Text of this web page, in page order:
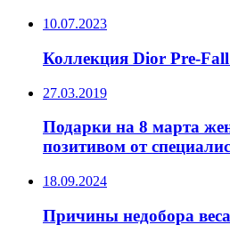
10.07.2023
Коллекция Dior Pre-
27.03.2019
Подарки на 8 марта
позитивом от
18.09.2024
Причины недобора